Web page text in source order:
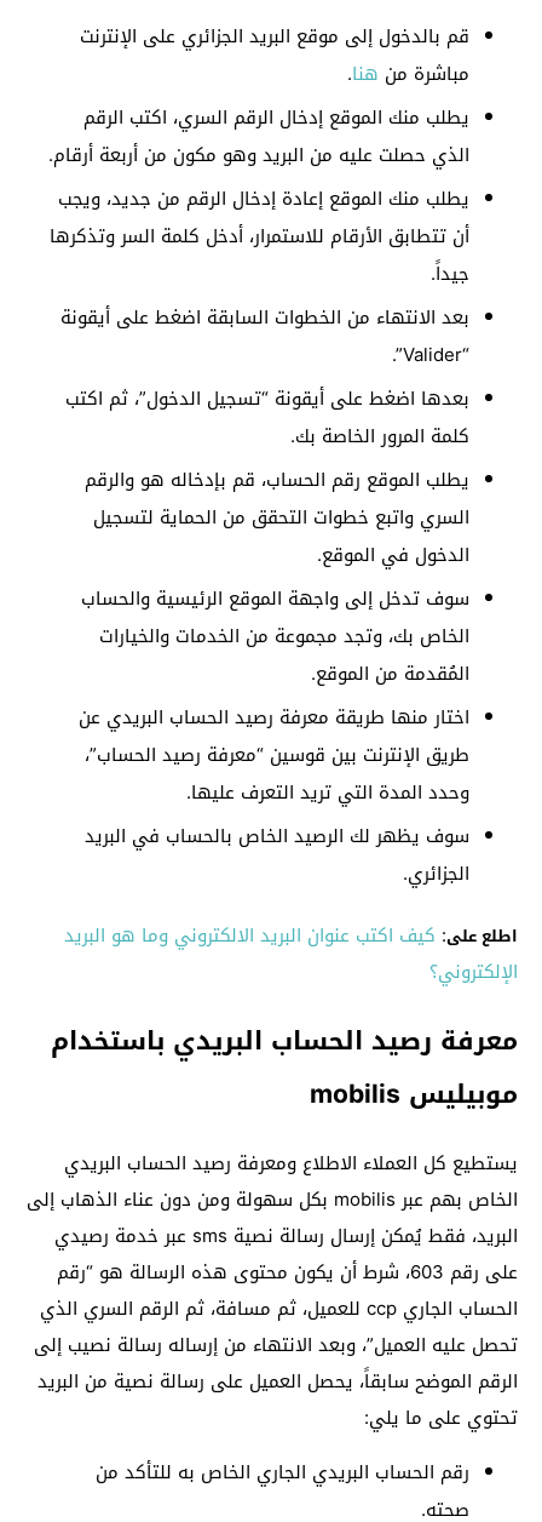
قم بالدخول إلى موقع البريد الجزائري على الإنترنت
مباشرة من هنا.
يطلب منك الموقع إدخال الرقم السري، اكتب الرقم
الذي حصلت عليه من البريد وهو مكون من أربعة أرقام.
يطلب منك الموقع إعادة إدخال الرقم من جديد، ويجب
أن تتطابق الأرقام للاستمرار، أدخل كلمة السر وتذكرها
جيداً.
بعد الانتهاء من الخطوات السابقة اضغط على أيقونة
“Valider”.
بعدها اضغط على أيقونة “تسجيل الدخول”، ثم اكتب
كلمة المرور الخاصة بك.
يطلب الموقع رقم الحساب، قم بإدخاله هو والرقم
السري واتبع خطوات التحقق من الحماية لتسجيل
الدخول في الموقع.
سوف تدخل إلى واجهة الموقع الرئيسية والحساب
الخاص بك، وتجد مجموعة من الخدمات والخيارات
المُقدمة من الموقع.
اختار منها طريقة معرفة رصيد الحساب البريدي عن
طريق الإنترنت بين قوسين “معرفة رصيد الحساب”،
وحدد المدة التي تريد التعرف عليها.
سوف يظهر لك الرصيد الخاص بالحساب في البريد
الجزائري.
اطلع على: كيف اكتب عنوان البريد الالكتروني وما هو البريد
الإلكتروني؟
معرفة رصيد الحساب البريدي باستخدام
موبيليس mobilis
يستطيع كل العملاء الاطلاع ومعرفة رصيد الحساب البريدي
الخاص بهم عبر mobilis بكل سهولة ومن دون عناء الذهاب إلى
البريد، فقط يُمكن إرسال رسالة نصية sms عبر خدمة رصيدي
على رقم 603، شرط أن يكون محتوى هذه الرسالة هو “رقم
الحساب الجاري ccp للعميل، ثم مسافة، ثم الرقم السري الذي
تحصل عليه العميل”، وبعد الانتهاء من إرساله رسالة نصيب إلى
الرقم الموضح سابقاً، يحصل العميل على رسالة نصية من البريد
تحتوي على ما يلي:
رقم الحساب البريدي الجاري الخاص به للتأكد من
صحته.